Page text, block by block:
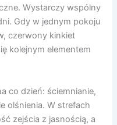
Wystarczy wspólny
Gdy w jednym pokoju
czerwony kinkiet
kolejnym elementem
co dzień: ściemnianie,
olśnienia. W strefach
zejścia z jasnością, a